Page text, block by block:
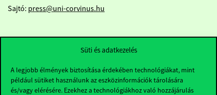
Süti és adatkezelés
A legjobb élmények biztosítása érdekében technológiákat, mint
például sütiket használunk az eszközinformációk tárolására
és/vagy elérésére. Ezekhez a technológiákhoz való hozzájárulás
Sajtó: press@uni-corvinus.hu
Hasznos linkek